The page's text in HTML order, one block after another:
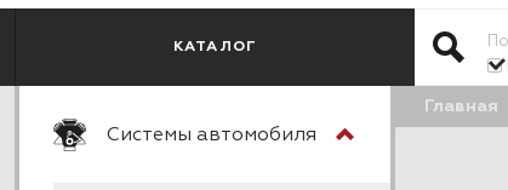
КАТАЛОГ
Системы автомобиля
Главная